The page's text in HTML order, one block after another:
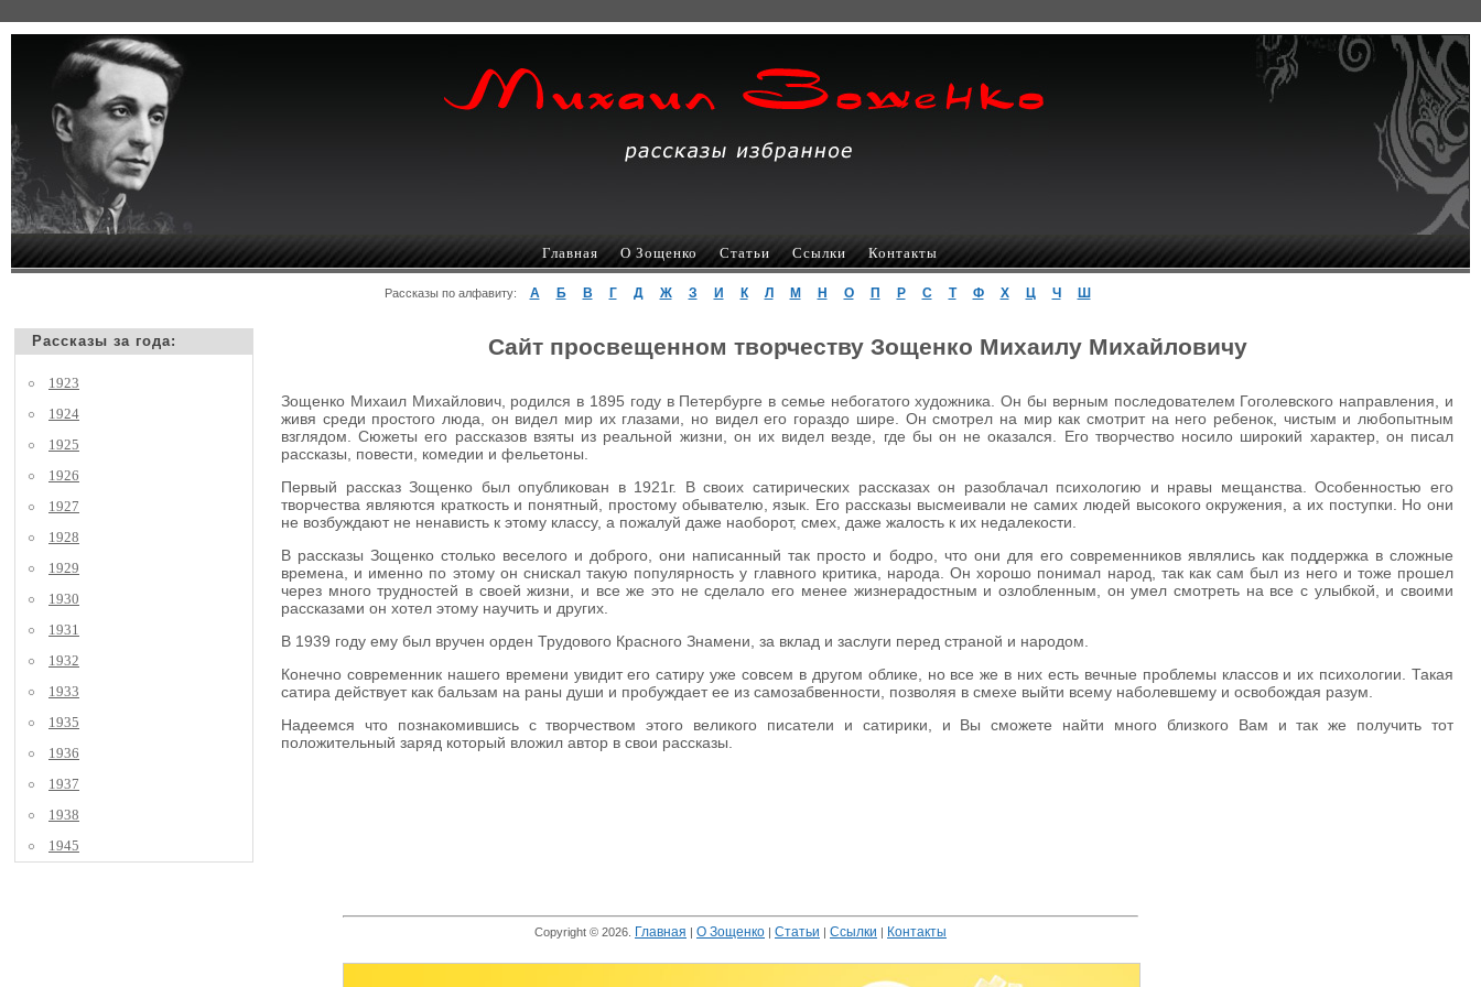
Главная О Зощенко Статьи Ссылки Контакты
Рассказы по алфавиту: А Б В Г Д Ж З И К Л М Н О П Р С Т Ф Х Ц Ч Ш
Рассказы за года:
1923
1924
1925
1926
1927
1928
1929
1930
1931
1932
1933
1935
1936
1937
1938
1945
Сайт просвещенном творчеству Зощенко Михаилу Михайловичу
Зощенко Михаил Михайлович, родился в 1895 году в Петербурге в семье небогатого художника. Он бы верным последователем Гоголевского направления, и
живя среди простого люда, он видел мир их глазами, но видел его гораздо шире. Он смотрел на мир как смотрит на него ребенок, чистым и любопытным
взглядом. Сюжеты его рассказов взяты из реальной жизни, он их видел везде, где бы он не оказался. Его творчество носило широкий характер, он писал
рассказы, повести, комедии и фельетоны.
Первый рассказ Зощенко был опубликован в 1921г. В своих сатирических рассказах он разоблачал психологию и нравы мещанства. Особенностью его
творчества являются краткость и понятный, простому обывателю, язык. Его рассказы высмеивали не самих людей высокого окружения, а их поступки. Но они
не возбуждают не ненависть к этому классу, а пожалуй даже наоборот, смех, даже жалость к их недалекости.
В рассказы Зощенко столько веселого и доброго, они написанный так просто и бодро, что они для его современников являлись как поддержка в сложные
времена, и именно по этому он снискал такую популярность у главного критика, народа. Он хорошо понимал народ, так как сам был из него и тоже прошел
через много трудностей в своей жизни, и все же это не сделало его менее жизнерадостным и озлобленным, он умел смотреть на все с улыбкой, и своими
рассказами он хотел этому научить и других.
В 1939 году ему был вручен орден Трудового Красного Знамени, за вклад и заслуги перед страной и народом.
Конечно современник нашего времени увидит его сатиру уже совсем в другом облике, но все же в них есть вечные проблемы классов и их психологии. Такая
сатира действует как бальзам на раны души и пробуждает ее из самозабвенности, позволяя в смехе выйти всему наболевшему и освобождая разум.
Надеемся что познакомившись с творчеством этого великого писатели и сатирики, и Вы сможете найти много близкого Вам и так же получить тот
положительный заряд который вложил автор в свои рассказы.
Copyright © 2026. Главная | О Зощенко | Статьи | Ссылки | Контакты